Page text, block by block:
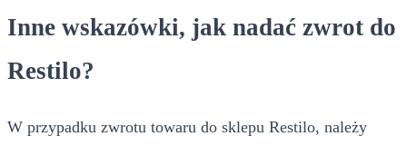
Inne wskazówki, jak nadać zwrot do
Restilo?
W przypadku zwrotu towaru do sklepu Restilo, należy